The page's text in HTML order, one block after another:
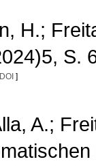
H.;
S.
DOI ]
A.;